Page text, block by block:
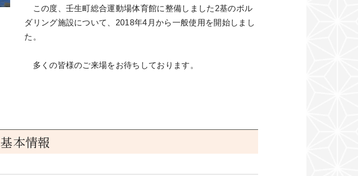
この度、壬生町総合運動場体育館に整備しました2基のボル
ダリング施設について、2018年4月から一般使用を開始しまし
た。
多くの皆様のご来場をお待ちしております。
基本情報